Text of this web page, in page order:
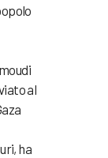
al
ha